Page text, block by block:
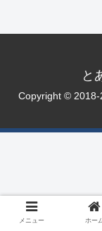
と
Copyright © 2018-
メニュー ホー